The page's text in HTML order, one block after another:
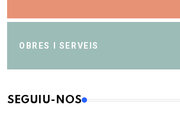
OBRES I SERVEIS
SEGUIU-NOS